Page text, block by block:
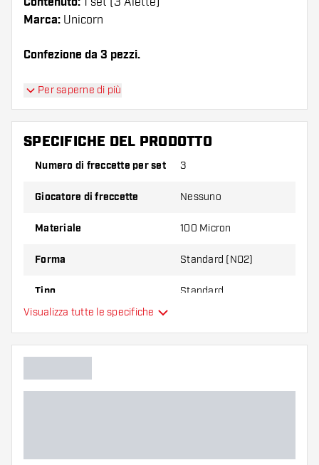
Marca: Unicorn
Confezione da 3 pezzi.
Suggerimento di Dartshopper!
Assicuratevi di avere a portata di mano un gran
numero di alette e di astine. Questi possono
Provate una forma, un materiale o uno
variante vi si addice di più!
Per saperne di più
SPECIFICHE DEL PRODOTTO
Numero di freccette per set 3
Giocatore di freccette Nessuno
Materiale 100 Micron
Forma Standard (NO2)
Tipo Standard
Colore principale
Visualizza tutte le specifiche